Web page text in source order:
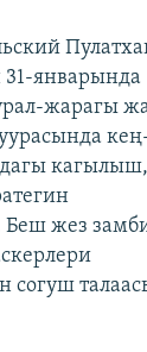
январында
жарагы
кагылыш,
Беш жез
согуш